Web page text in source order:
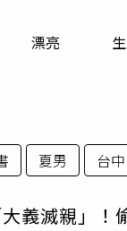
運勢
漂亮
夏男 台中
義滅親」